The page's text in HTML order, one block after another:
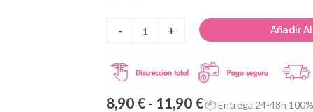
- + Añadir
8,90 € - 11,90 €
hasta
11,90 €
📦 Entrega 24-48h